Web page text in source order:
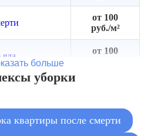
от 100
руб./м²
от 100
больше
уборки
квартиры после смерти